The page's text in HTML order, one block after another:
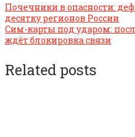
Почечники в опасности:
десятку регионов России
Сим-карты под ударом:
ждёт блокировка связи
Related posts